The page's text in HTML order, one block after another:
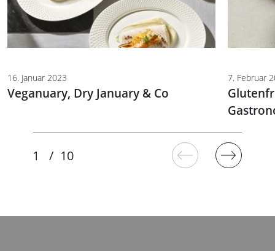
16. Januar 2023
Veganuary, Dry January & Co
7. Februar